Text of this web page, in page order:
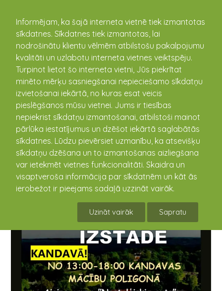
Informējam, ka šajā interneta vietnē tiek izmantotas
sīkdatnes. Sīkdatnes tiek izmantotas, lai
nodrošinātu klientu vēlmēm atbilstošu pakalpojumu
kvalitāti un uzlabotu interneta vietnes veiktspēju.
Turpinot lietot šo interneta vietni, Jūs piekrītat
minēto mērķu sasniegšanai nepieciešamo sīkdatņu
izvietošanai iekārtā, no kuras esat veicis
pieslēgšanos mūsu vietnei. Jums ir tiesības
nepiekrist sīkdatņu izmantošanai, atbilstoši mainot
pārlūka iestatījumus un dzēšot iekārtā saglabātās
sīkdatnes. Lūdzu pievērsiet uzmanību, ka atsevišķu
sīkdatņu dzēšana un to izmantošanas aizliegšana
var ietekmēt vietnes funkcionalitāti. Skaidra un
visaptveroša informācija par sīkdatnēm un kāt ās
ierobežot ir pieejams sadaļā uzzināt vairāk.
Uzināt vairāk Sapratu
kandava.lv
Kandavas Lauksaimniecības
tehnikuma autodroms
57.041489 22.805758
Apraksts Notikušie pasākumi
Retro auto izstāde Kandavā
02.05.2026 13:00 - 18:00